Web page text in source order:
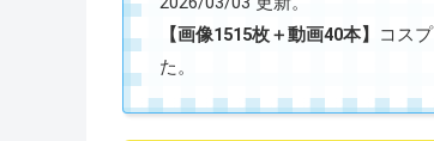
【画像1515枚＋動画40本】
コス
た。